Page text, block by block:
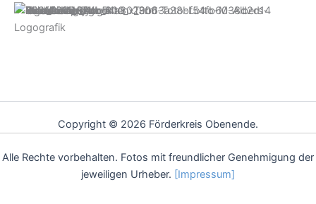
Copyright © 2026 Förderkreis Obenende.
Alle Rechte vorbehalten. Fotos mit freundlicher Genehmigung der
jeweiligen Urheber. [Impressum]